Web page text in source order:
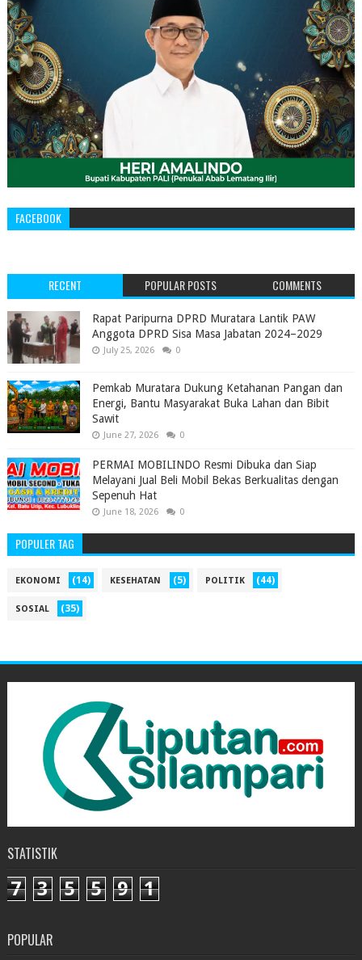
FACEBOOK
RECENT POPULAR POSTS COMMENTS
‎Rapat Paripurna DPRD Muratara Lantik PAW
Anggota DPRD Sisa Masa Jabatan 2024–2029 ‎
July 25, 2026 0
Pemkab Muratara Dukung Ketahanan Pangan dan
Energi, Bantu Masyarakat Buka Lahan dan Bibit
Sawit
June 27, 2026 0
PERMAI MOBILINDO Resmi Dibuka dan Siap
Melayani Jual Beli Mobil Bekas Berkualitas dengan
Sepenuh Hat
June 18, 2026 0
POPULER TAG
EKONOMI (14) KESEHATAN (5) POLITIK (44)
SOSIAL (35)
STATISTIK
7 3 5 5 9 1
POPULAR